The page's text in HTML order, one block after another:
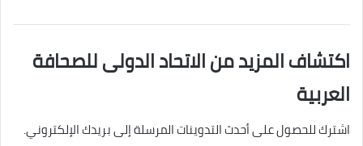
اكتشاف المزيد من الاتحاد الدولى للصحافة
العربية
اشترك للحصول على أحدث التدوينات المرسلة إلى بريدك الإلكتروني.